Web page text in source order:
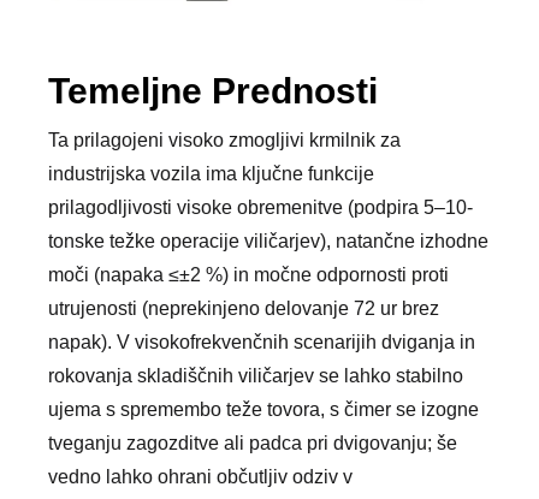
Temeljne Prednosti
Ta prilagojeni visoko zmogljivi krmilnik za
industrijska vozila ima ključne funkcije
prilagodljivosti visoke obremenitve (podpira 5–10-
tonske težke operacije viličarjev), natančne izhodne
moči (napaka ≤±2 %) in močne odpornosti proti
utrujenosti (neprekinjeno delovanje 72 ur brez
napak). V visokofrekvenčnih scenarijih dviganja in
rokovanja skladiščnih viličarjev se lahko stabilno
ujema s spremembo teže tovora, s čimer se izogne ​​
tveganju zagozditve ali padca pri dvigovanju; še
vedno lahko ohrani občutljiv odziv v